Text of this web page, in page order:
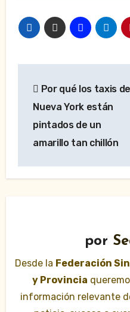
de
entradas
Por qué los taxis de
Nueva York están
pintados de un
amarillo tan chillón
por
Desde la Federación
y Provincia
información relevante